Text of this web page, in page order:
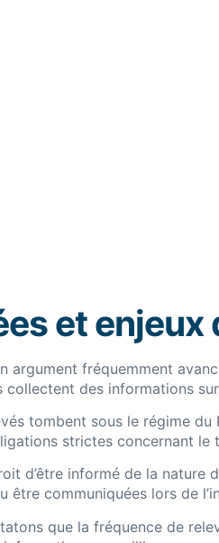
et
argument fréquemment
des informations
tombent sous le régime
strictes concernant
d’être informé de la
communiquées lors de
que la fréquence de